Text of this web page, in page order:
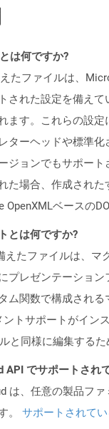
は何ですか?
たファイルは、
された設定を備え
ます。これらの設
ターヘッドや標準
ジョンでもサポー
た場合、作成され
OpenXMLベースの
とは何ですか?
えたファイルは、
プレゼンテーショ
ム関数で構成され
ントサポートがイン
と同様に編集する
API でサポートされ
は、任意の製品ファ
。 サポートされて